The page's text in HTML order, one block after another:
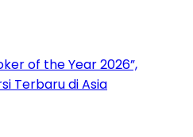
of the Year 2026”,
Terbaru di Asia